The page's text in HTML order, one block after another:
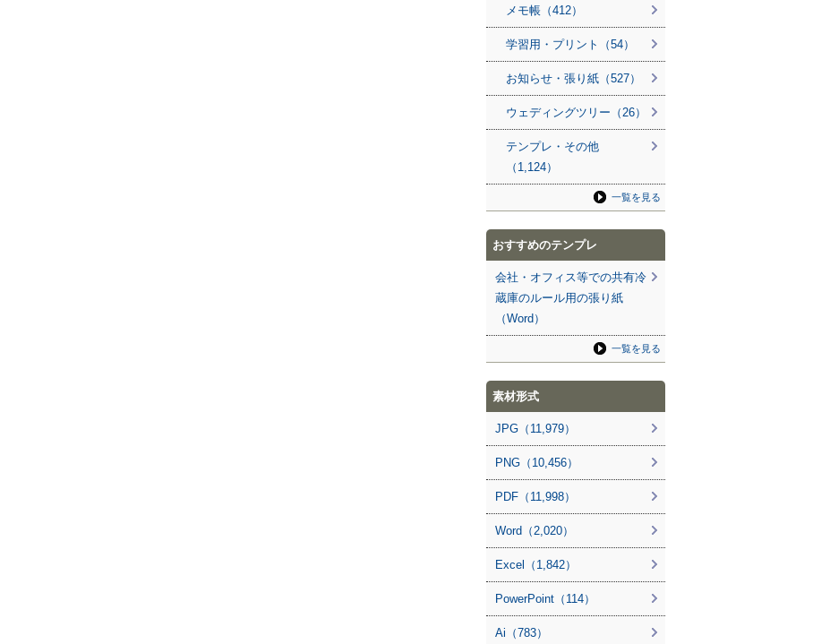
メモ帳（412）
学習用・プリント（54）
お知らせ・張り紙（527）
ウェディングツリー（26）
テンプレ・その他
（1,124）
一覧を見る
おすすめのテンプレ
会社・オフィス等での共有冷
蔵庫のルール用の張り紙
（Word）
一覧を見る
素材形式
JPG（11,979）
PNG（10,456）
PDF（11,998）
Word（2,020）
Excel（1,842）
PowerPoint（114）
Ai（783）